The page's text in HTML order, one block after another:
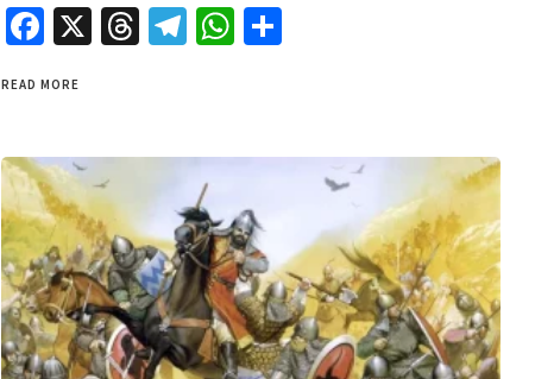
Facebook
X Threads
Telegram
WhatsApp
READ MORE